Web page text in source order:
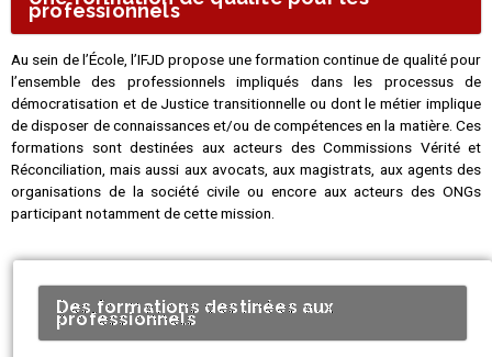
professionnels
Au sein de l’École, l’IFJD propose une formation continue de qualité pour
l’ensemble des professionnels impliqués dans les processus de
démocratisation et de Justice transitionnelle ou dont le métier implique
de disposer de connaissances et/ou de compétences en la matière. Ces
formations sont destinées aux acteurs des Commissions Vérité et
Réconciliation, mais aussi aux avocats, aux magistrats, aux agents des
organisations de la société civile ou encore aux acteurs des ONGs
participant notamment de cette mission.
Des formations destinées aux
professionnels